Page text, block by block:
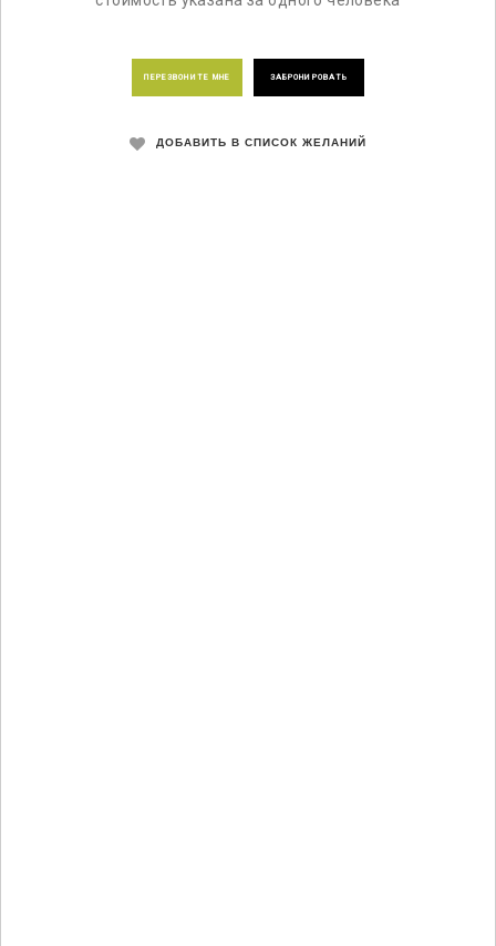
ПЕРЕЗВОНИТЕ МНЕ ЗАБРОНИРОВАТЬ
ДОБАВИТЬ В СПИСОК ЖЕЛАНИЙ